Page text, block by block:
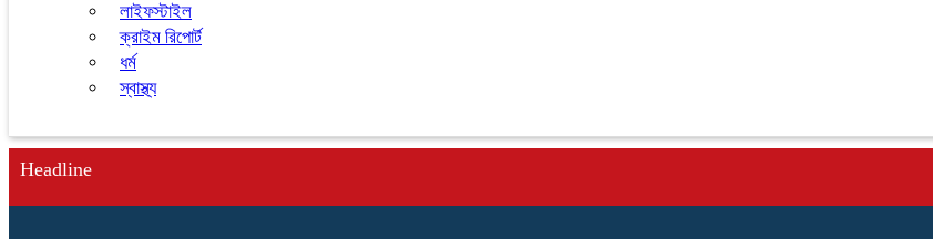
লাইফস্টাইল
ক্রাইম রিপোর্ট
ধর্ম
স্বাস্থ্য
Headline